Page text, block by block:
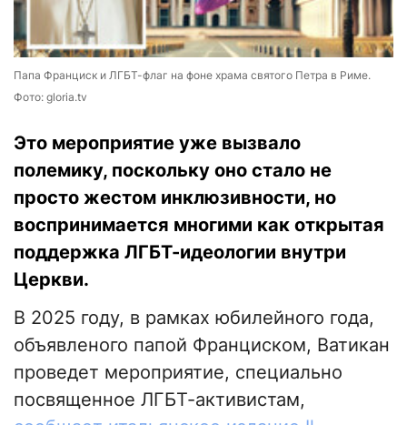
Папа Франциск и ЛГБТ-флаг на фоне храма святого Петра в Риме.
Фото: gloria.tv
Это мероприятие уже вызвало
полемику, поскольку оно стало не
просто жестом инклюзивности, но
воспринимается многими как открытая
поддержка ЛГБТ-идеологии внутри
Церкви.
В 2025 году, в рамках юбилейного года,
объявленого папой Франциском, Ватикан
проведет мероприятие, специально
посвященное ЛГБТ-активистам,